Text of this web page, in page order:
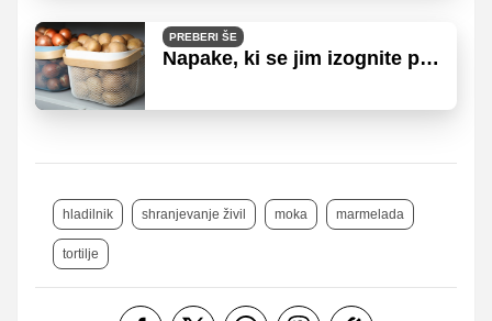
PREBERI ŠE
Napake, ki se jim izognite pri
hladilnik shranjevanje živil moka marmelada
tortilje